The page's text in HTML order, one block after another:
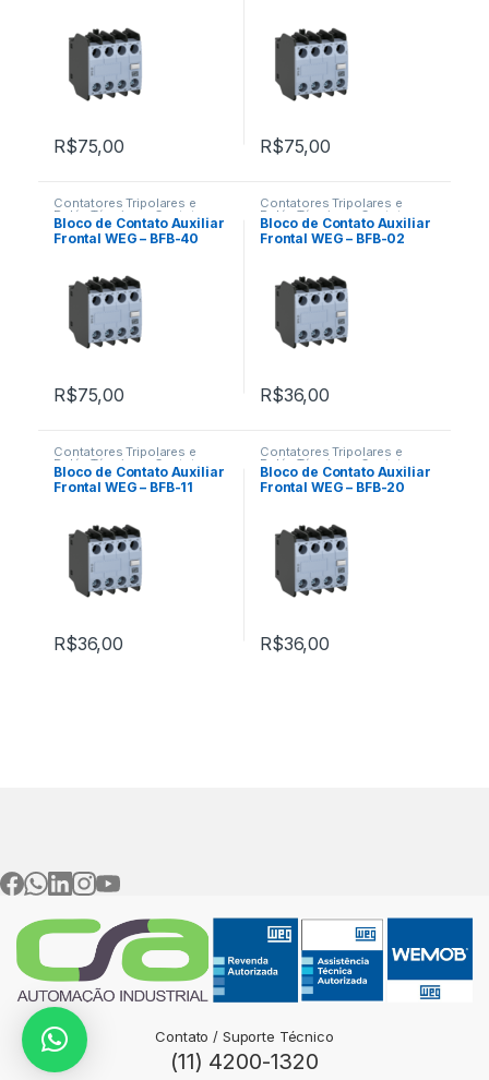
R$75,00 R$75,00
Contatores Tripolares e
Relés Térmicos Contatos
Auxiliares Frontais
Bloco de Contato Auxiliar
Frontal WEG – BFB-40
R$75,00
Contatores Tripolares e
Relés Térmicos Contatos
Auxiliares Frontais
Bloco de Contato Auxiliar
Frontal WEG – BFB-02
R$36,00
Contatores Tripolares e
Relés Térmicos Contatos
Auxiliares Frontais
Bloco de Contato Auxiliar
Frontal WEG – BFB-11
R$36,00
Contatores Tripolares e
Relés Térmicos Contatos
Auxiliares Frontais
Bloco de Contato Auxiliar
Frontal WEG – BFB-20
R$36,00
Contato / Suporte Técnico
(11) 4200-1320